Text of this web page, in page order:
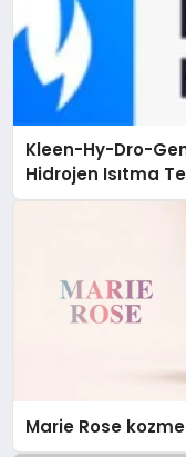
Kleen-Hy-Dro-
Hidrojen Isıtma
Düzenleyici
Marie Rose